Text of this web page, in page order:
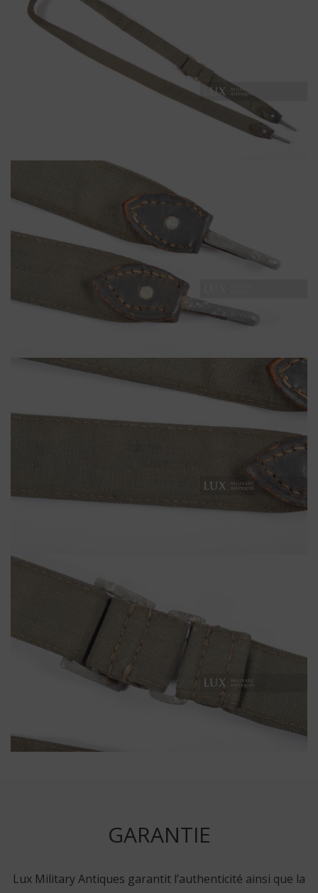
GARANTIE
Lux Military Antiques garantit l’authenticité ainsi que la